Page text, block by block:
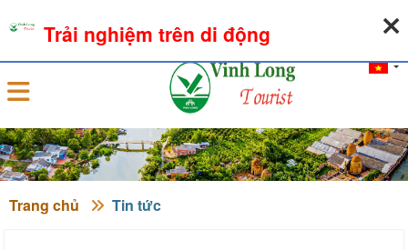
Đăng nhập
Trang chủ Tin tức
Trải nghiệm trên di động